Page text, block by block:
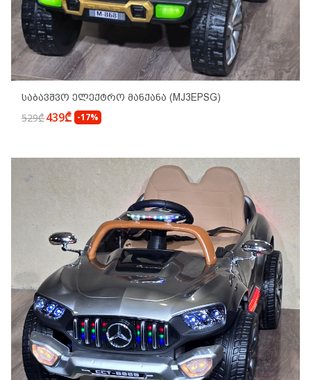
Საბავშვო Ელექტრო Მანქანა (MJ3EPSG)
529₾439₾ -17%